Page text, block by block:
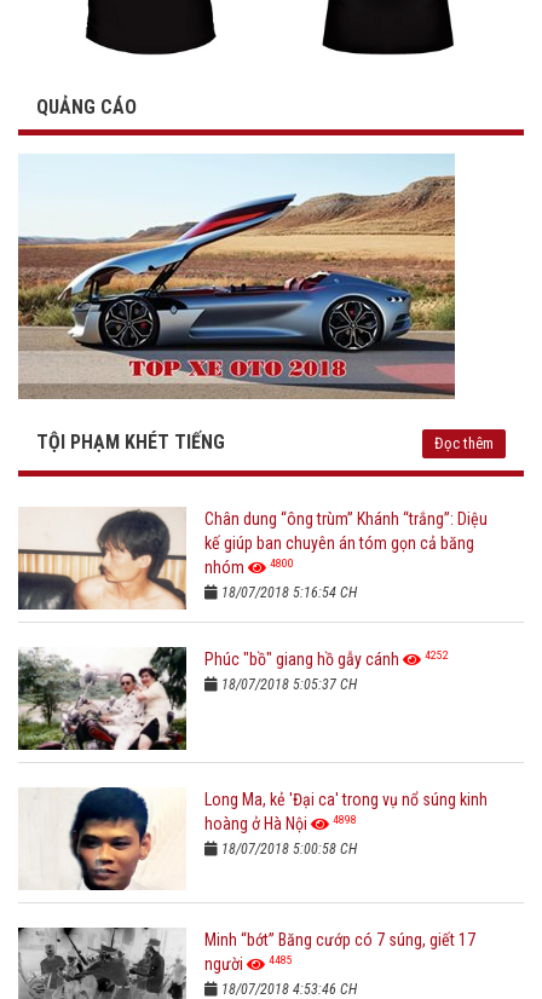
QUẢNG CÁO
TỘI PHẠM KHÉT TIẾNG Đọc thêm
Chân dung “ông trùm” Khánh “trắng”: Diệu
kế giúp ban chuyên án tóm gọn cả băng
nhóm
4800
18/07/2018 5:16:54 CH
Phúc "bồ" giang hồ gẫy cánh 4252
18/07/2018 5:05:37 CH
Long Ma, kẻ 'Đại ca' trong vụ nổ súng kinh
hoàng ở Hà Nội
4898
18/07/2018 5:00:58 CH
Minh “bớt” Băng cướp có 7 súng, giết 17
người
4485
18/07/2018 4:53:46 CH